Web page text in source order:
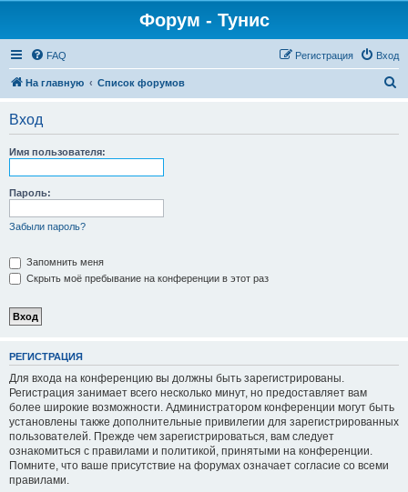
Форум - Тунис
FAQ Вход
Регистрация
На главную Список форумов
Вход
Имя пользователя:
Пароль:
Забыли пароль?
Запомнить меня
Скрыть моё пребывание на конференции в этот раз
РЕГИСТРАЦИЯ
Для входа на конференцию вы должны быть зарегистрированы.
Регистрация занимает всего несколько минут, но предоставляет вам
более широкие возможности. Администратором конференции могут быть
установлены также дополнительные привилегии для зарегистрированных
пользователей. Прежде чем зарегистрироваться, вам следует
ознакомиться с правилами и политикой, принятыми на конференции.
Помните, что ваше присутствие на форумах означает согласие со всеми
правилами.